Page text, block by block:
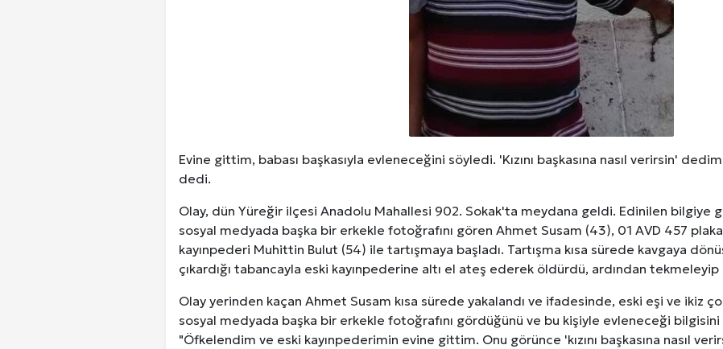
Evine gittim, babası başkasıyla evleneceğini söyledi. 'Kızını başkasına nasıl verirsin'
dedi.
Olay, dün Yüreğir ilçesi Anadolu Mahallesi 902. Sokak'ta meydana geldi. Edinilen bilgiye
sosyal medyada başka bir erkekle fotoğrafını gören Ahmet Susam (43), 01 AVD 457
kayınpederi Muhittin Bulut (54) ile tartışmaya başladı. Tartışma kısa sürede kavgaya
çıkardığı tabancayla eski kayınpederine altı el ateş ederek öldürdü, ardından tekmeleyip
Olay yerinden kaçan Ahmet Susam kısa sürede yakalandı ve ifadesinde, eski eşi ve ikiz
sosyal medyada başka bir erkekle fotoğrafını gördüğünü ve bu kişiyle evleneceği bilgisini
"Öfkelendim ve eski kayınpederimin evine gittim. Onu görünce 'kızını başkasına nasıl
Telefonlar Tarih Mi Oluyor: Ekranlara Veda Etmeye Gerçekten Hazır Mıyız?
Diyarbakır Haber ve Son Dakika Gelişmeleri: onkhaber.com ile Yerel Haberciliğin Gücü